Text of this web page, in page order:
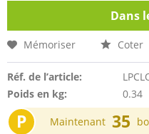
Dans
Mémoriser Coter
Réf. de l’article:
Poids en kg:
0.34
P Maintenant 35